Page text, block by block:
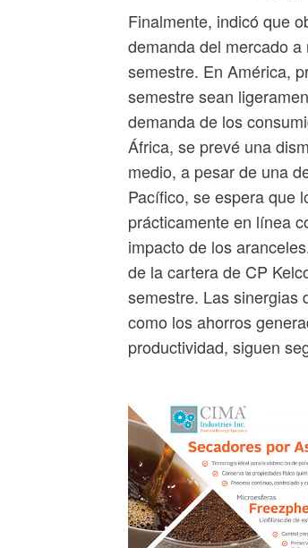
Finalmente, indicó que
demanda del mercado
semestre. En América,
semestre sean
demanda de los
África, se prevé una
medio, a pesar de una
Pacífico, se espera que
prácticamente en línea
impacto de los
de la cartera de CP
semestre. Las sinergias
como los ahorros
productividad, siguen